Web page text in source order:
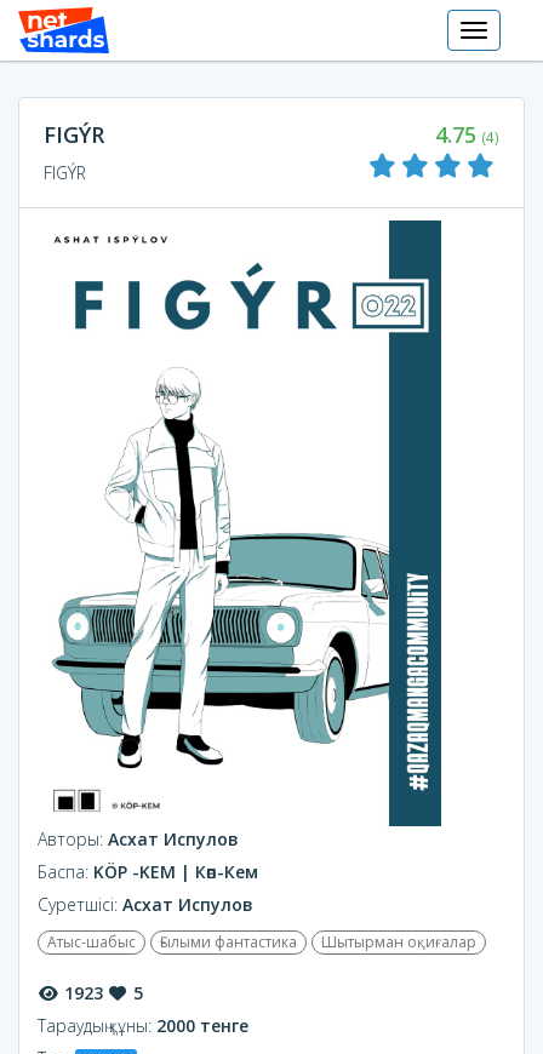
Toggle
FIGÝR
FIGÝR
4.75 (4)
Авторы: Асхат Испулов
Баспа: KÖP -KEM | Көп-Кем
Суретшісі: Асхат Испулов
Атыс-шабыс Ғылыми фантастика Шытырман оқиғалар
1923
5
Тараудың құны: 2000 тенге